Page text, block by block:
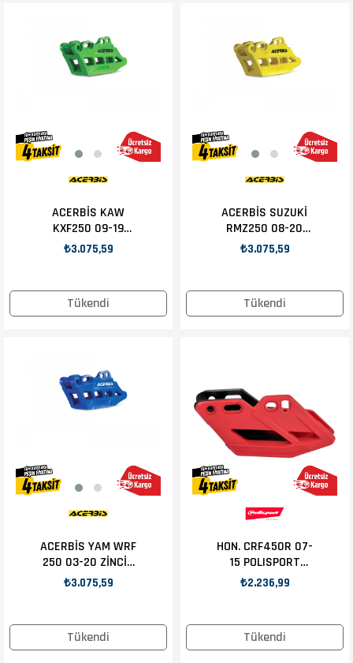
Tükendi
ACERBİS KAW
KXF250 09-19
ZİNCİR KILAVUZU
₺3.075,59
Tükendi
ACERBİS SUZUKİ
RMZ250 08-20
ZİNCİR KILAVUZU
₺3.075,59
Tükendi
ACERBİS YAM WRF
250 03-20 ZİNCİR
KILAVUZU MAVİ
₺3.075,59
Tükendi
HON. CRF450R 07-
15 POLISPORT
ZİNCİR SLIDER
₺2.236,99